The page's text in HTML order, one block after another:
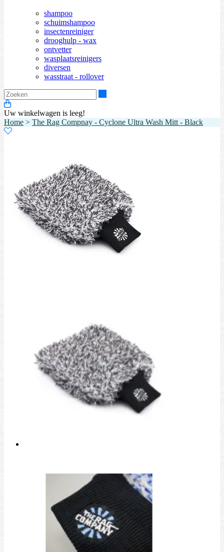
shampoo
schuimshampoo
insectenreiniger
drooghulp - wax
ontvetter
wasplaatsreinigers
diversen
wasstraat - rollover
Uw winkelwagen is leeg!
Home > The Rag Compnay - Cyclone Ultra Wash Mitt - Black